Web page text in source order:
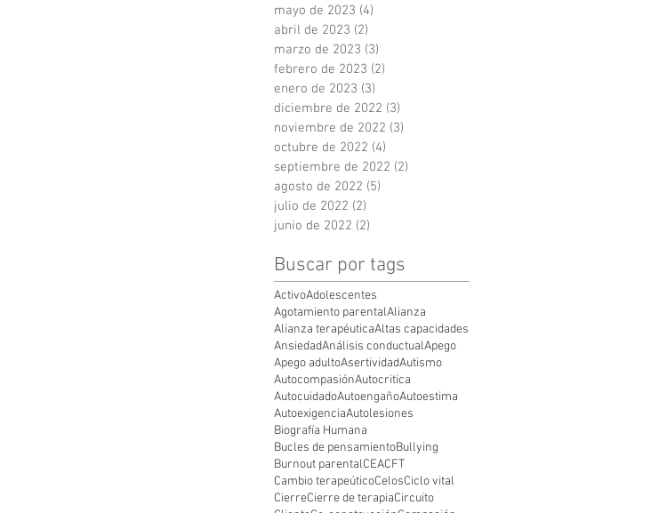
mayo de 2023 (4)
abril de 2023 (2)
marzo de 2023 (3)
febrero de 2023 (2)
enero de 2023 (3)
diciembre de 2022 (3)
noviembre de 2022 (3)
octubre de 2022 (4)
septiembre de 2022 (2)
agosto de 2022 (5)
julio de 2022 (2)
junio de 2022 (2)
Buscar por tags
ActivoAdolescentes
Agotamiento parentalAlianza
Alianza terapéuticaAltas capacidades
AnsiedadAnálisis conductualApego
Apego adultoAsertividadAutismo
AutocompasiónAutocritica
AutocuidadoAutoengañoAutoestima
AutoexigenciaAutolesiones
Biografía Humana
Bucles de pensamientoBullying
Burnout parentalCEACFT
Cambio terapeúticoCelosCiclo vital
CierreCierre de terapiaCircuito